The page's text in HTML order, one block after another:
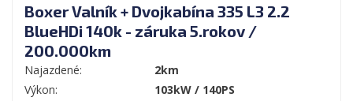
Boxer Valník + Dvojkabína 335 L3 2.2
BlueHDi 140k - záruka 5.rokov /
200.000km
Najazdené:
2km
Výkon:
103kW / 140PS